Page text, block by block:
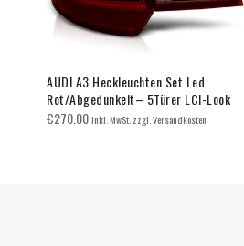
AUDI A3 Heckleuchten Set Led
Rot/Abgedunkelt– 5Türer LCI-Look
€270.00inkl. MwSt. zzgl. Versandkosten